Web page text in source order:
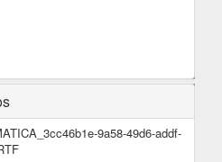
9a58-49d6-addf-